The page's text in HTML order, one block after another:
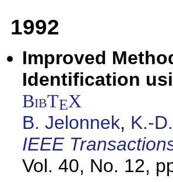
1992
Improved
Identification
BibTEX
B. Jelonnek, K.-
IEEE
Vol. 40, No. 12,